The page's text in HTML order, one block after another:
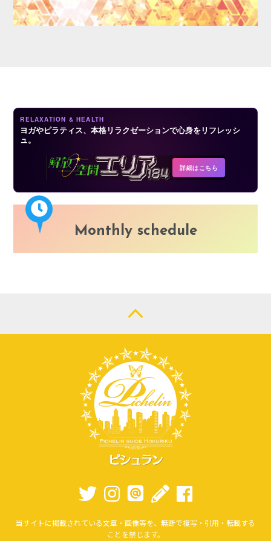
RELAXATION & HEALTH
ヨガやピラティス、本格リラクゼーションで心身をリフレッシ
ュ。
詳細はこちら
Monthly schedule
当サイトに掲載されている文章・画像等を、無断で複写・引用・転載する
ことを禁じます。